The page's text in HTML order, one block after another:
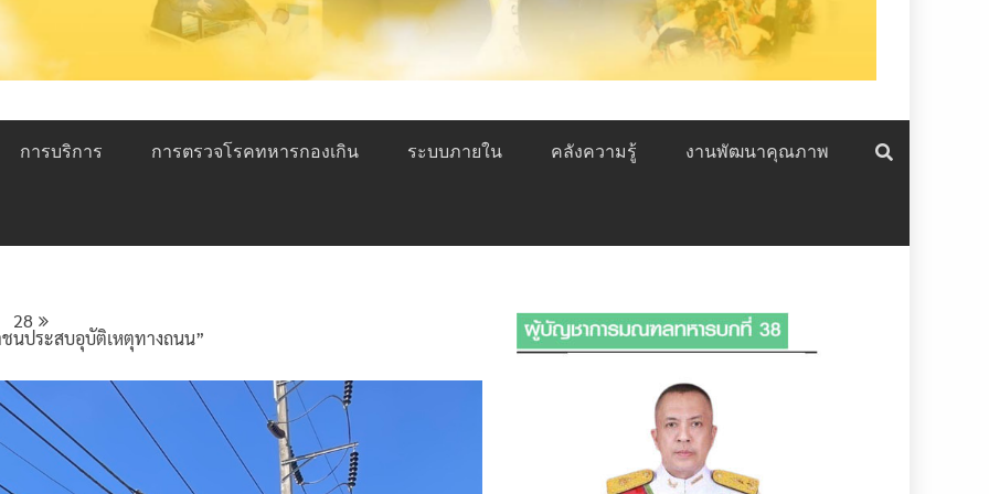
การบริการ การตรวจโรคทหารกองเกิน ระบบภายใน คลังความรู้ งานพัฒนาคุณภาพ
28
นประสบอุบัติเหตุทางถนน”